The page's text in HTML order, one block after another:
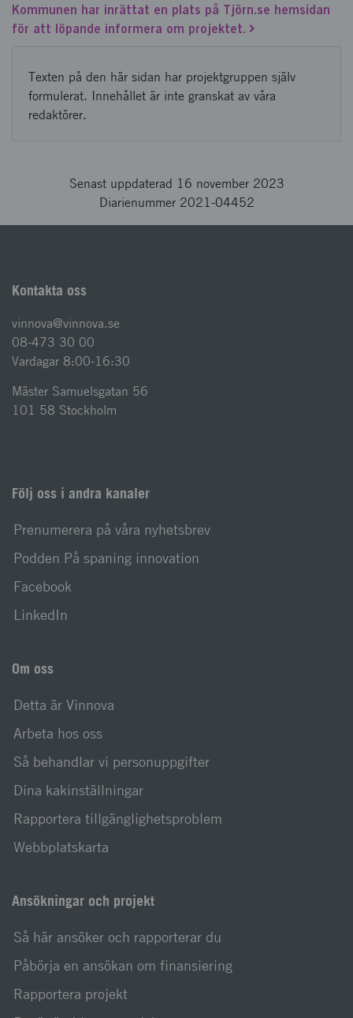
Kommunen har inrättat en plats på Tjörn.se hemsidan
för att löpande informera om projektet.
Texten på den här sidan har projektgruppen själv
formulerat. Innehållet är inte granskat av våra
redaktörer.
Senast uppdaterad 16 november 2023
Diarienummer 2021-04452
Kontakta oss
vinnova@vinnova.se
08-473 30 00
Vardagar 8:00-16:30
Mäster Samuelsgatan 56
101 58 Stockholm
Följ oss i andra kanaler
Prenumerera på våra nyhetsbrev
Podden På spaning innovation
Facebook
LinkedIn
Om oss
Detta är Vinnova
Arbeta hos oss
Så behandlar vi personuppgifter
Dina kakinställningar
Rapportera tillgänglighetsproblem
Webbplatskarta
Ansökningar och projekt
Så här ansöker och rapporterar du
Påbörja en ansökan om finansiering
Rapportera projekt